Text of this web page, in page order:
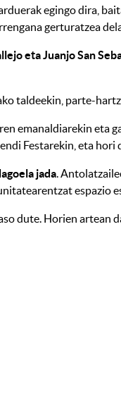
egingo dira,
gerturatzea
eta Juanjo San
taldeekin, parte-
ren emanaldiarekin eta
Festarekin, eta hori
jada.
espazio
dute. Horien artean